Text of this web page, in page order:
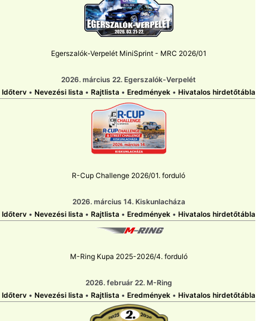
Egerszalók-Verpelét MiniSprint - MRC 2026/01
2026. március 22. Egerszalók-Verpelét
Időterv • Nevezési lista • Rajtlista • Eredmények • Hivatalos hirdetőtábla
R-Cup Challenge 2026/01. forduló
2026. március 14. Kiskunlacháza
Időterv • Nevezési lista • Rajtlista • Eredmények • Hivatalos hirdetőtábla
M-Ring Kupa 2025-2026/4. forduló
2026. február 22. M-Ring
Időterv • Nevezési lista • Rajtlista • Eredmények • Hivatalos hirdetőtábla